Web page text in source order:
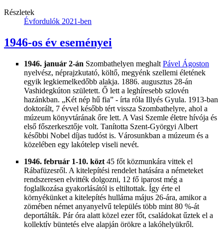
Részletek
Évfordulók 2021-ben
1946-os év eseményei
1946. január 2-án Szombathelyen meghalt Pável Ágoston
nyelvész, néprajzkutató, költő, megyénk szellemi életének
egyik legkiemelkedőbb alakja. 1886. augusztus 28-án
Vashidegkúton született. Ő lett a leghíresebb szlovén
hazánkban. „Két nép hű fia” - írta róla Illyés Gyula. 1913-ban
doktorált, 7 évvel később tért vissza Szombathelyre, ahol a
múzeum könyvtárának őre lett. A Vasi Szemle életre hívója és
első főszerkesztője volt. Tanította Szent-Györgyi Albert
későbbi Nobel díjas tudóst is. Városunkban a múzeum és a
közelében egy lakótelep viseli nevét.
1946. február 1-10. közt 45 főt közmunkára vittek el
Rábafüzesről. A kitelepítési rendelet hatására a németeket
rendszeresen elvitték dolgozni, 12 fő iparost még a
foglalkozása gyakorlásától is eltiltottak. Így érte el
környékünket a kitelepítés hulláma május 26-ára, amikor a
zömében német anyanyelvű település több mint 80 %-át
deportálták. Pár óra alatt közel ezer főt, családokat űztek el a
kollektív büntetés elve alapján örökre a lakóhelyükről.